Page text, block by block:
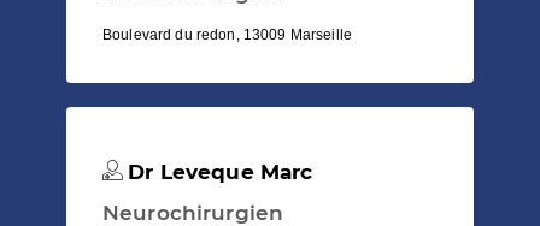
Boulevard du redon, 13009 Marseille
Dr Leveque Marc
Neurochirurgien